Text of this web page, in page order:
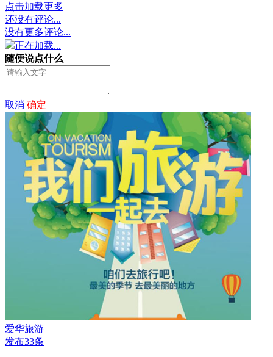
点击加载更多
还没有评论...
没有更多评论...
正在加载...
随便说点什么
取消 确定
爱华旅游
发布33条